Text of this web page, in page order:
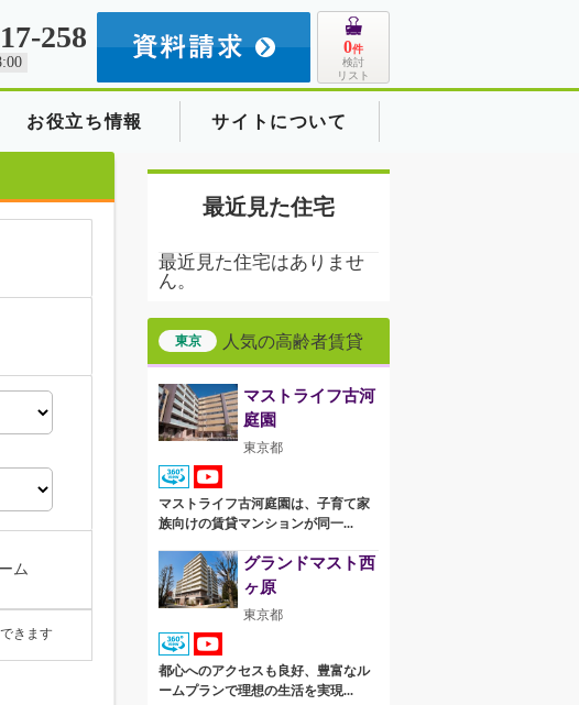
258 0件
検討
リスト
お役立ち情報 サイトについて
ム
きます
最近見た住宅
最近見た住宅はありませ
ん。
東京 人気の高齢者賃貸
マストライフ古河
庭園
東京都
マストライフ古河庭園は、子育て家
族向けの賃貸マンションが同一...
グランドマスト西
ヶ原
東京都
都心へのアクセスも良好、豊富なル
ームプランで理想の生活を実現...